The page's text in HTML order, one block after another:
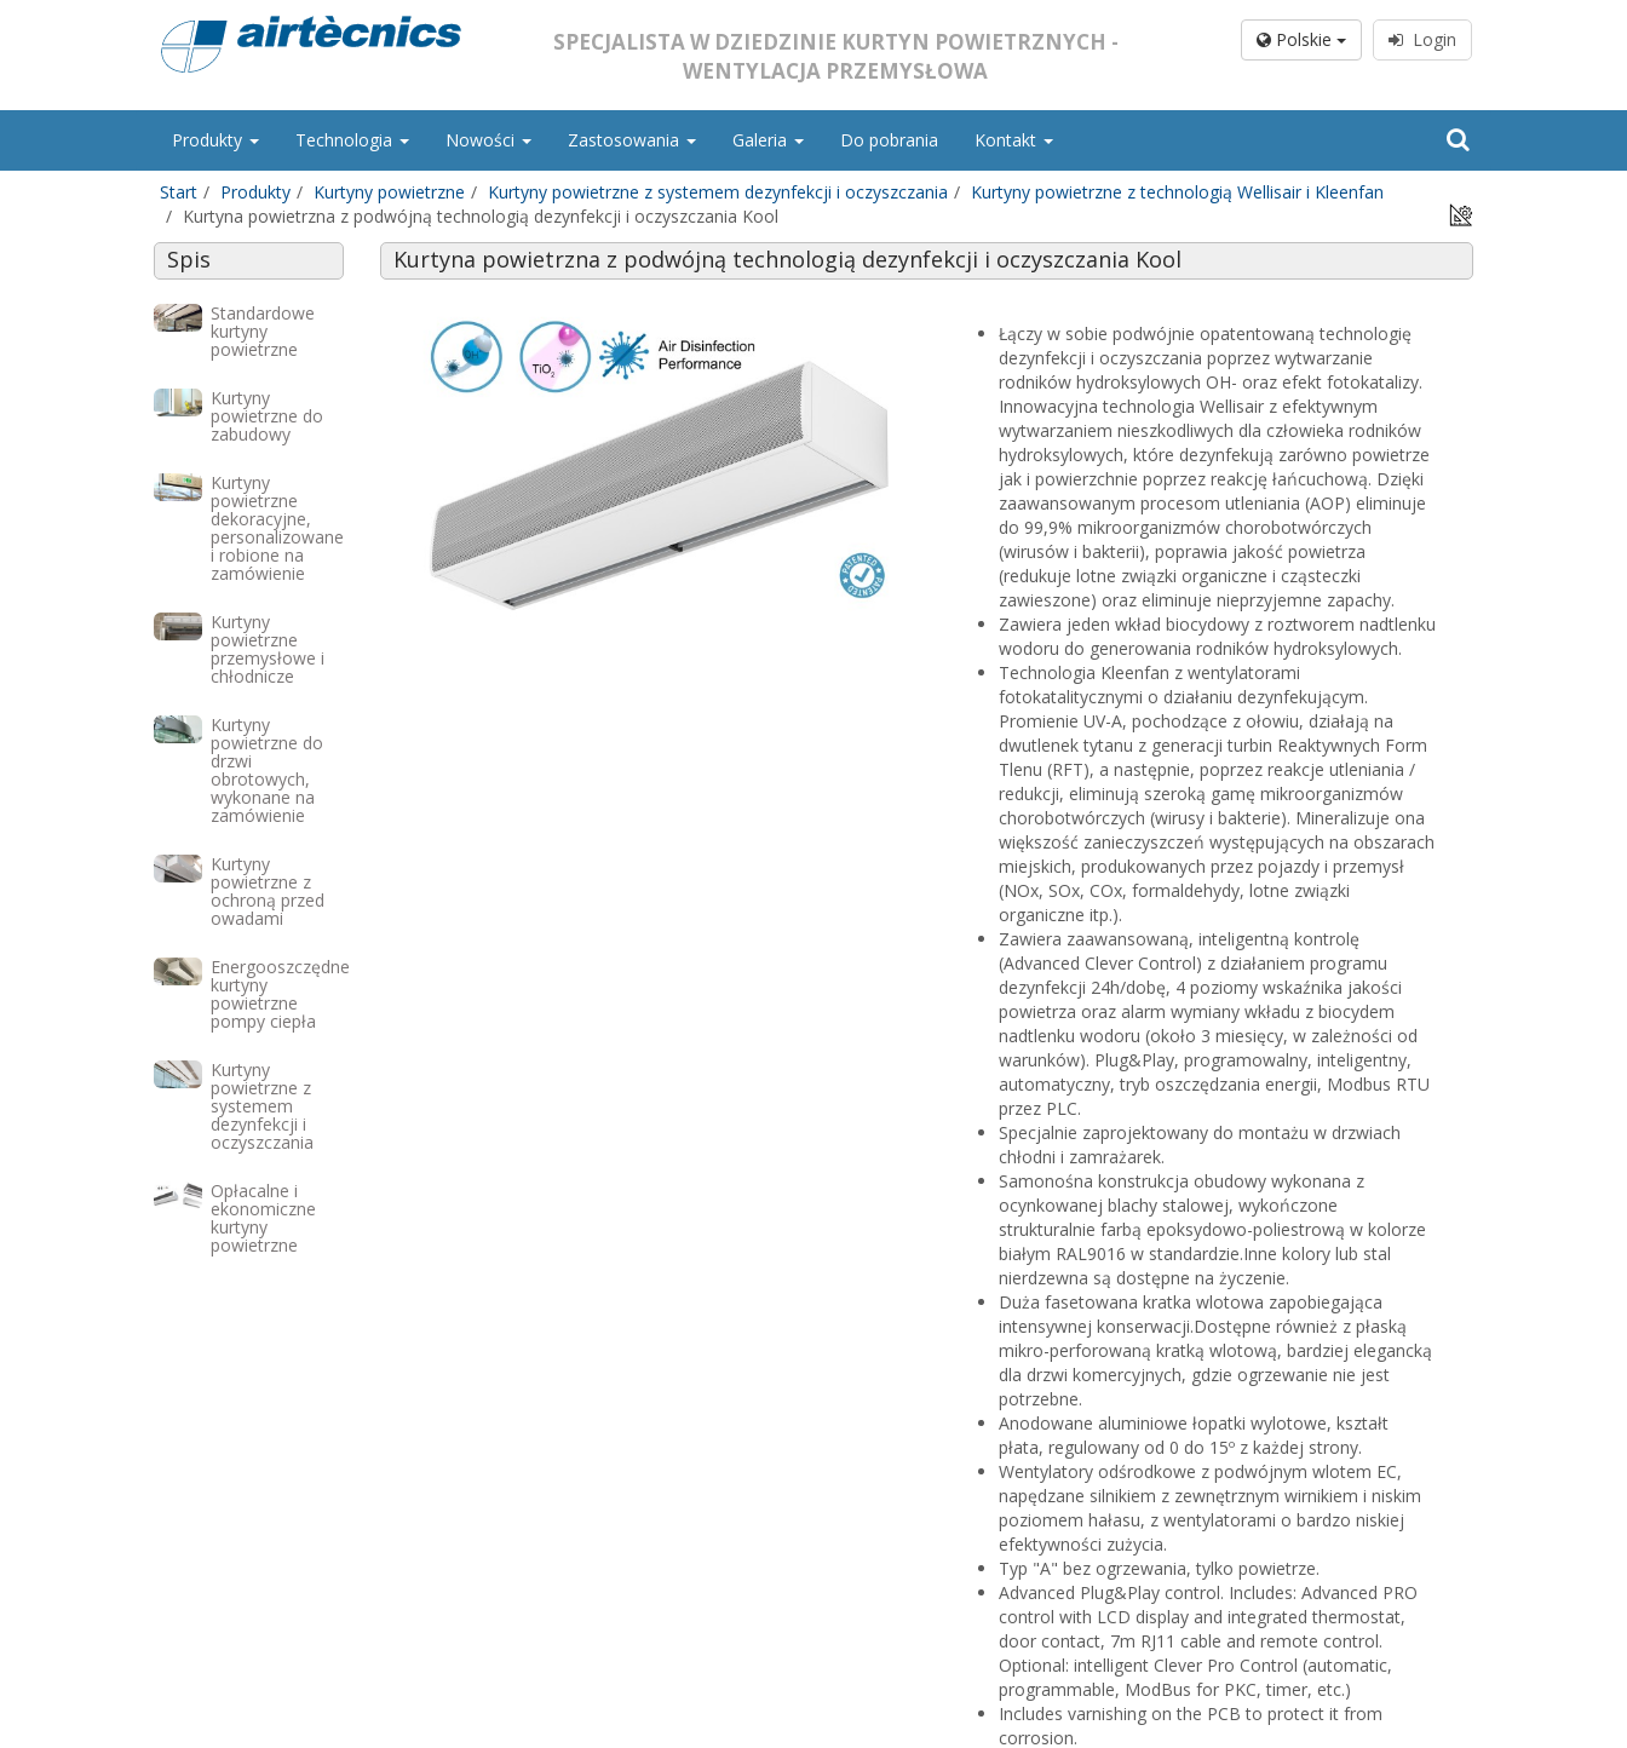
SPECJALISTA W DZIEDZINIE KURTYN POWIETRZNYCH -
WENTYLACJA PRZEMYSŁOWA
Polskie Login
Produkty Technologia Nowości Zastosowania Galeria Do pobrania Kontakt
Start Produkty Kurtyny powietrzne Kurtyny powietrzne z systemem dezynfekcji i oczyszczania
Kurtyny powietrzne z technologią Wellisair i Kleenfan
Kurtyna powietrzna z podwójną technologią dezynfekcji i oczyszczania Kool
Spis
Standardowe
kurtyny
powietrzne
Kurtyny
powietrzne do
zabudowy
Kurtyny
powietrzne
dekoracyjne,
personalizowane
i robione na
zamówienie
Kurtyny
powietrzne
przemysłowe i
chłodnicze
Kurtyny
powietrzne do
drzwi
obrotowych,
wykonane na
zamówienie
Kurtyny
powietrzne z
ochroną przed
owadami
Energooszczędne
kurtyny
powietrzne
pompy ciepła
Kurtyny
powietrzne z
systemem
dezynfekcji i
oczyszczania
Opłacalne i
ekonomiczne
kurtyny
powietrzne
Kurtyna powietrzna z podwójną technologią dezynfekcji i oczyszczania Kool
Łączy w sobie podwójnie opatentowaną technologię
dezynfekcji i oczyszczania poprzez wytwarzanie
rodników hydroksylowych OH- oraz efekt fotokatalizy.
Innowacyjna technologia Wellisair z efektywnym
wytwarzaniem nieszkodliwych dla człowieka rodników
hydroksylowych, które dezynfekują zarówno powietrze
jak i powierzchnie poprzez reakcję łańcuchową. Dzięki
zaawansowanym procesom utleniania (AOP) eliminuje
do 99,9% mikroorganizmów chorobotwórczych
(wirusów i bakterii), poprawia jakość powietrza
(redukuje lotne związki organiczne i cząsteczki
zawieszone) oraz eliminuje nieprzyjemne zapachy.
Zawiera jeden wkład biocydowy z roztworem nadtlenku
wodoru do generowania rodników hydroksylowych.
Technologia Kleenfan z wentylatorami
fotokatalitycznymi o działaniu dezynfekującym.
Promienie UV-A, pochodzące z ołowiu, działają na
dwutlenek tytanu z generacji turbin Reaktywnych Form
Tlenu (RFT), a następnie, poprzez reakcje utleniania /
redukcji, eliminują szeroką gamę mikroorganizmów
chorobotwórczych (wirusy i bakterie). Mineralizuje ona
większość zanieczyszczeń występujących na obszarach
miejskich, produkowanych przez pojazdy i przemysł
(NOx, SOx, COx, formaldehydy, lotne związki
organiczne itp.).
Zawiera zaawansowaną, inteligentną kontrolę
(Advanced Clever Control) z działaniem programu
dezynfekcji 24h/dobę, 4 poziomy wskaźnika jakości
powietrza oraz alarm wymiany wkładu z biocydem
nadtlenku wodoru (około 3 miesięcy, w zależności od
warunków). Plug&Play, programowalny, inteligentny,
automatyczny, tryb oszczędzania energii, Modbus RTU
przez PLC.
Specjalnie zaprojektowany do montażu w drzwiach
chłodni i zamrażarek.
Samonośna konstrukcja obudowy wykonana z
ocynkowanej blachy stalowej, wykończone
strukturalnie farbą epoksydowo-poliestrową w kolorze
białym RAL9016 w standardzie.Inne kolory lub stal
nierdzewna są dostępne na życzenie.
Duża fasetowana kratka wlotowa zapobiegająca
intensywnej konserwacji.Dostępne również z płaską
mikro-perforowaną kratką wlotową, bardziej elegancką
dla drzwi komercyjnych, gdzie ogrzewanie nie jest
potrzebne.
Anodowane aluminiowe łopatki wylotowe, kształt
płata, regulowany od 0 do 15º z każdej strony.
Wentylatory odśrodkowe z podwójnym wlotem EC,
napędzane silnikiem z zewnętrznym wirnikiem i niskim
poziomem hałasu, z wentylatorami o bardzo niskiej
efektywności zużycia.
Typ "A" bez ogrzewania, tylko powietrze.
Advanced Plug&Play control. Includes: Advanced PRO
control with LCD display and integrated thermostat,
door contact, 7m RJ11 cable and remote control.
Optional: intelligent Clever Pro Control (automatic,
programmable, ModBus for PKC, timer, etc.)
Includes varnishing on the PCB to protect it from
corrosion.